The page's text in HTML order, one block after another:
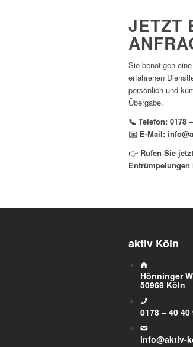
JETZT
Sie benötigen
erfahrenen
persönlich und
Übergabe.
📞 Telefon: 0178
✉️ E-Mail:
👉 Rufen Sie
Entrümpelungen
aktiv Köln
Hönninger
50969 Köln
0178 – 40 40
info@aktiv-